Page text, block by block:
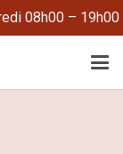
08h00 – 19h00